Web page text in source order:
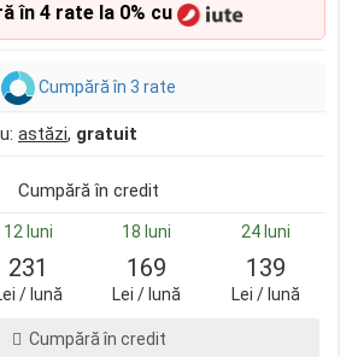
în 4 rate la 0% cu
Cumpără în 3 rate
astăzi, gratuit
Cumpără în credit
12 luni 18 luni 24 luni
231
/ lună
169
Lei / lună
139
Lei / lună
Cumpără în credit